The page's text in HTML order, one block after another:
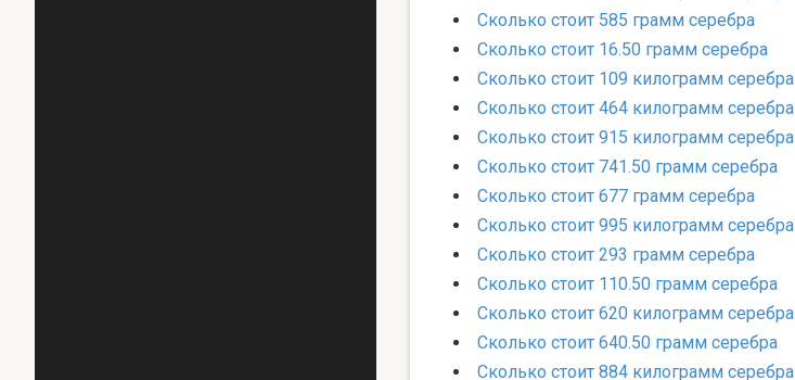
Сколько стоит 585 грамм серебра
Сколько стоит 16.50 грамм серебра
Сколько стоит 109 килограмм серебра
Сколько стоит 464 килограмм серебра
Сколько стоит 915 килограмм серебра
Сколько стоит 741.50 грамм серебра
Сколько стоит 677 грамм серебра
Сколько стоит 995 килограмм серебра
Сколько стоит 293 грамм серебра
Сколько стоит 110.50 грамм серебра
Сколько стоит 620 килограмм серебра
Сколько стоит 640.50 грамм серебра
Сколько стоит 884 килограмм серебра